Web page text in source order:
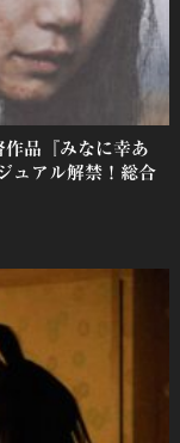
作品『みなに幸あ
ュアル解禁！総合